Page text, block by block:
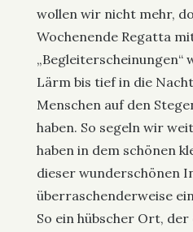
wollen wir nicht mehr,
Wochenende Regatta
„Begleiterscheinungen“
Lärm bis tief in die
Menschen auf den
haben. So segeln wir
haben in dem schönen
dieser wunderschönen
überraschenderweise
So ein hübscher Ort,